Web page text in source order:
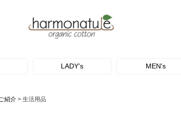
LADY's MEN's
紹介 生活用品